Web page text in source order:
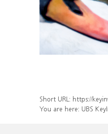
Short URL: https://
You are here: UBS